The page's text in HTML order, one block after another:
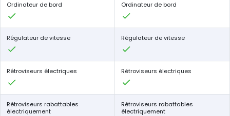
Ordinateur de bord Ordinateur de bord
Régulateur de vitesse Régulateur de vitesse
Rétroviseurs électriques Rétroviseurs électriques
Rétroviseurs rabattables
électriquement
Rétroviseurs rabattables
électriquement